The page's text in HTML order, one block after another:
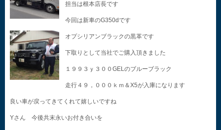
担当は根本店長です
今回は新車のG350dです
オプシリアンブラックの黒革です
下取りとして当社でご購入頂きました
１９９３ｙ３００GELのブルーブラック
走行４９，０００ｋｍ＆X5が入庫になります
良い車が戻ってきてくれて嬉しいですね
Yさん 今後共末永いお付き合いを